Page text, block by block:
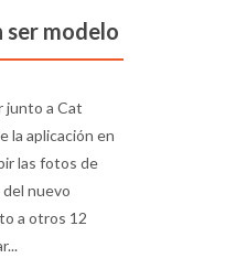
ser modelo
junto a Cat
la aplicación en
las fotos de
nuevo
a otros 12